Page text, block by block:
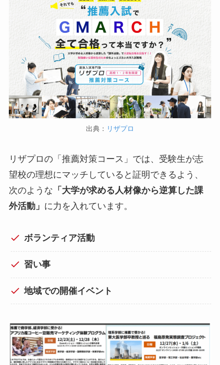
出典： リザプロ
リザプロの「推薦対策コース」では、受験生が志
望校の理想にマッチしていると証明できるよう、
次のような 「大学が求める人材像から逆算した課
外活動」 に力を入れています。
ボランティア活動
習い事
地域での開催イベント